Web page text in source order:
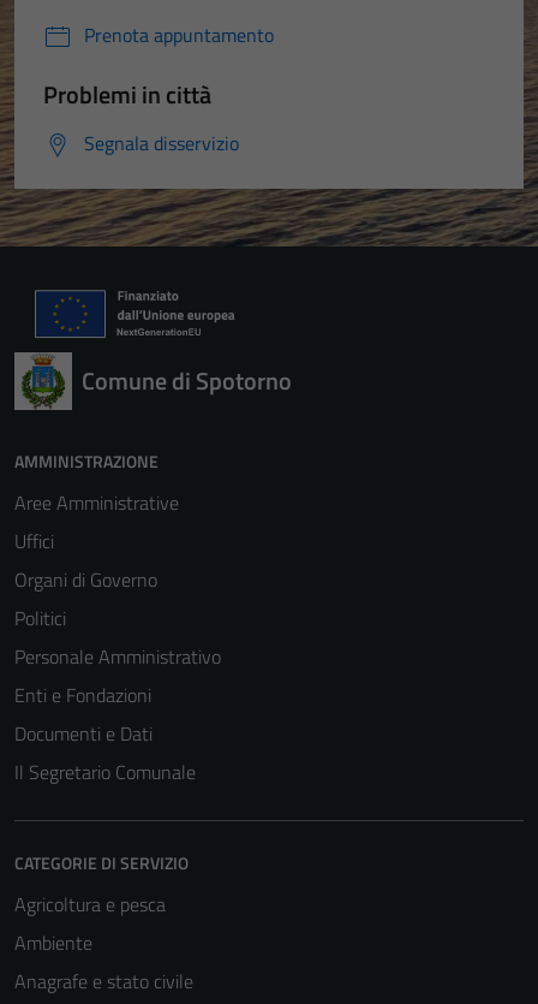
Prenota appuntamento
Problemi in città
Segnala disservizio
Comune di Spotorno
AMMINISTRAZIONE
Aree Amministrative
Uffici
Organi di Governo
Politici
Personale Amministrativo
Enti e Fondazioni
Documenti e Dati
Il Segretario Comunale
CATEGORIE DI SERVIZIO
Agricoltura e pesca
Ambiente
Anagrafe e stato civile